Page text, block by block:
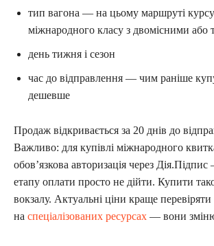
тип вагона — на цьому маршруті
міжнародного класу з двомісними або
день тижня і сезон
час до відправлення — чим раніше
дешевше
Продаж відкривається за 20 днів до
Важливо: для купівлі міжнародного
обов’язкова авторизація через
етапу оплати просто не дійти. Купити
вокзалу. Актуальні ціни краще
на спеціалізованих ресурсах — вони